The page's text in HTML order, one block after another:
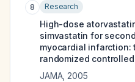
8 Research
High-dose
simvastatin for
myocardial infarction:
randomized
JAMA, 2005